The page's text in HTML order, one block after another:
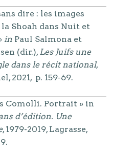
dire : les images
Shoah dans Nuit et
in Paul Salmona et
(dir.), Les Juifs une
dans le récit national,
2021, p. 159-69.
Comolli. Portrait » in
d’édition. Une
, 1979-2019, Lagrasse,